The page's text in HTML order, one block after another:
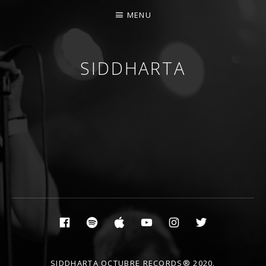
SIDDHARTA
MENU
Social Media Profiles
Facebook
SpotifyItunesYouTubeInstagram
SIDDHARTA OCTUBRE RECORDS® 2020.